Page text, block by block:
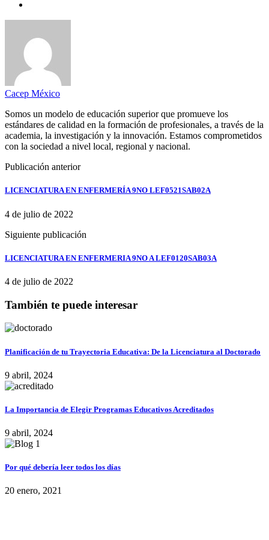
Cacep México
Somos un modelo de educación superior que promueve los
estándares de calidad en la formación de profesionales, a través de la
academia, la investigación y la innovación. Estamos comprometidos
con la sociedad a nivel local, regional y nacional.
Publicación anterior
LICENCIATURA EN ENFERMERÍA 9NO LEF0521SAB02A
4 de julio de 2022
Siguiente publicación
LICENCIATURA EN ENFERMERIA 9NO A LEF0120SAB03A
4 de julio de 2022
También te puede interesar
Planificación de tu Trayectoria Educativa: De la Licenciatura al Doctorado
9 abril, 2024
La Importancia de Elegir Programas Educativos Acreditados
9 abril, 2024
Por qué debería leer todos los días
20 enero, 2021